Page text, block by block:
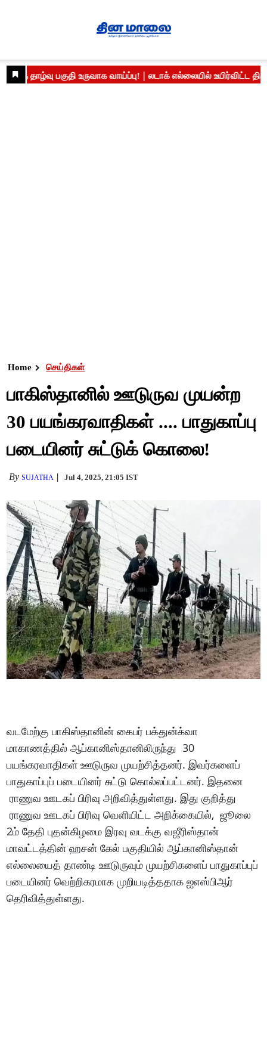
Home செய்திகள்
பாகிஸ்தானில் ஊடுருவ முயன்ற
30 பயங்கரவாதிகள் .... பாதுகாப்பு
படையினர் சுட்டுக் கொலை!
BySUJATHA Jul 4, 2025, 21:05 IST
வடமேற்கு பாகிஸ்தானின் கைபர் பக்துன்க்வா
மாகாணத்தில் ஆப்கானிஸ்தானிலிருந்து 30
பயங்கரவாதிகள் ஊடுருவ முயற்சித்தனர். இவர்களைப்
பாதுகாப்புப் படையினர் சுட்டு கொல்லப்பட்டனர். இதனை
ராணுவ ஊடகப் பிரிவு அறிவித்துள்ளது. இது குறித்து
ராணுவ ஊடகப் பிரிவு வெளியிட்ட அறிக்கையில், ஜூலை
2ம் தேதி புதன்கிழமை இரவு வடக்கு வஜீரிஸ்தான்
மாவட்டத்தின் ஹசன் கேல் பகுதியில் ஆப்கானிஸ்தான்
எல்லையைத் தாண்டி ஊடுருவும் முயற்சிகளைப் பாதுகாப்புப்
படையினர் வெற்றிகரமாக முறியடித்ததாக ஐஎஸ்பிஆர்
தெரிவித்துள்ளது.